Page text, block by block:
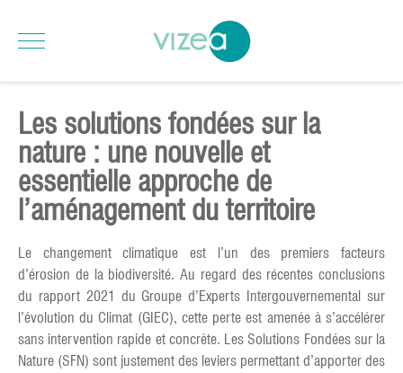
Les solutions fondées sur la
nature : une nouvelle et
essentielle approche de
l’aménagement du territoire
Le changement climatique est l’un des premiers facteurs
d’érosion de la biodiversité. Au regard des récentes conclusions
du rapport 2021 du Groupe d’Experts Intergouvernemental sur
l’évolution du Climat (GIEC), cette perte est amenée à s’accélérer
sans intervention rapide et concrète. Les Solutions Fondées sur la
Nature (SFN) sont justement des leviers permettant d’apporter des